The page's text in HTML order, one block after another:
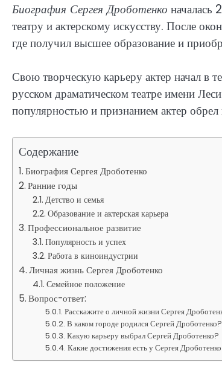
Биография Сергея Дроботенко началась
театру и актерскому искусству. После
где получил высшее образование и
Свою творческую карьеру актер начал в
русском драматическом театре имени
популярностью и признанием актер
Содержание
Биография Сергея Дроботенко
Ранние годы
Детство и семья
Образование и актерская карьера
Профессиональное развитие
Популярность и успех
Работа в киноиндустрии
Личная жизнь Сергея Дроботенко
Семейное положение
Вопрос-ответ:
Расскажите о личной жизни Сергея
В каком городе родился Сергей Дроботенко?
Какую карьеру выбрал Сергей Дроботенко?
Какие достижения есть у Сергея